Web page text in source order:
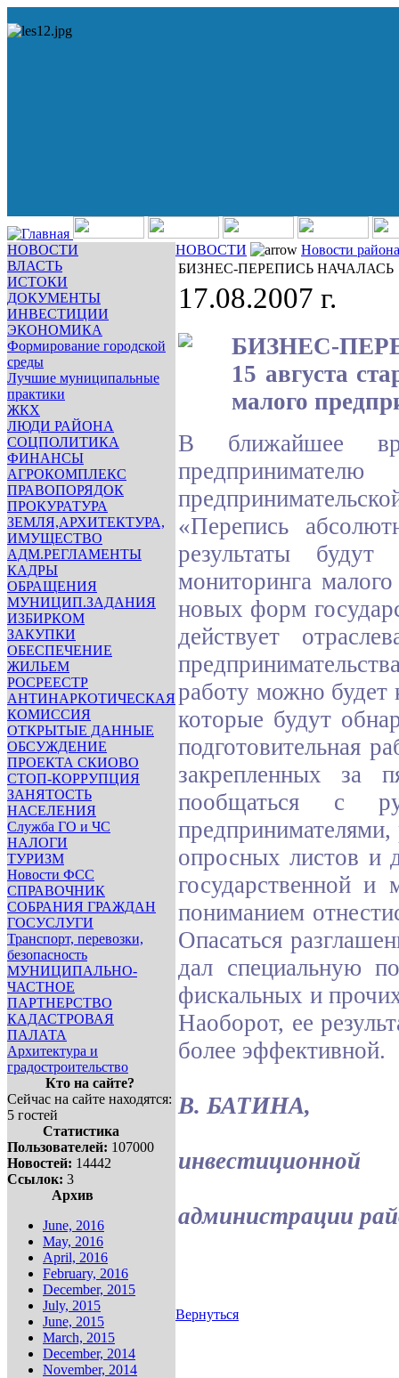
НОВОСТИ
ВЛАСТЬ
ИСТОКИ
ДОКУМЕНТЫ
ИНВЕСТИЦИИ
ЭКОНОМИКА
Формирование городской
среды
Лучшие муниципальные
практики
ЖКХ
ЛЮДИ РАЙОНА
СОЦПОЛИТИКА
ФИНАНСЫ
АГРОКОМПЛЕКС
ПРАВОПОРЯДОК
ПРОКУРАТУРА
ЗЕМЛЯ,АРХИТЕКТУРА,
ИМУЩЕСТВО
АДМ.РЕГЛАМЕНТЫ
КАДРЫ
ОБРАЩЕНИЯ
МУНИЦИП.ЗАДАНИЯ
ИЗБИРКОМ
ЗАКУПКИ
ОБЕСПЕЧЕНИЕ
ЖИЛЬЕМ
РОСРЕЕСТР
АНТИНАРКОТИЧЕСКАЯ
КОМИССИЯ
ОТКРЫТЫЕ ДАННЫЕ
ОБСУЖДЕНИЕ
ПРОЕКТА СКИОВО
СТОП-КОРРУПЦИЯ
ЗАНЯТОСТЬ
НАСЕЛЕНИЯ
Служба ГО и ЧС
НАЛОГИ
ТУРИЗМ
Новости ФСС
СПРАВОЧНИК
СОБРАНИЯ ГРАЖДАН
ГОСУСЛУГИ
Транспорт, перевозки,
безопасность
МУНИЦИПАЛЬНО-
ЧАСТНОЕ
ПАРТНЕРСТВО
КАДАСТРОВАЯ
ПАЛАТА
Архитектура и
градостроительство
Кто на сайте?
Сейчас на сайте находятся:
5 гостей
Статистика
Пользователей: 107000
Новостей: 14442
Ссылок: 3
Архив
June, 2016
May, 2016
April, 2016
February, 2016
December, 2015
July, 2015
June, 2015
March, 2015
December, 2014
November, 2014
НОВОСТИ
Новости района
БИЗНЕС-ПЕРЕПИСЬ НАЧАЛАСЬ
17.08.2007 г.
БИЗНЕС-
15 августа
малого
В ближайшее
«Перепись
результаты
мониторинга
новых форм
действует
работу можно будет
которые будут
подготовительная
закрепленных за
пообщаться с
опросных листов и
государственной и
пониманием
Опасаться
дал специальную
фискальных и
Наоборот, ее
более эффективной.
В. БАТИНА,
инвестиционной
администрации
Вернуться